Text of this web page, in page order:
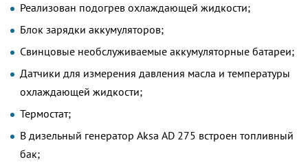
Реализован подогрев охлаждающей жидкости;
Блок зарядки аккумуляторов;
Свинцовые необслуживаемые аккумуляторные батареи;
Датчики для измерения давления масла и температуры
охлаждающей жидкости;
Термостат;
В дизельный генератор Aksa AD 275 встроен топливный
бак;